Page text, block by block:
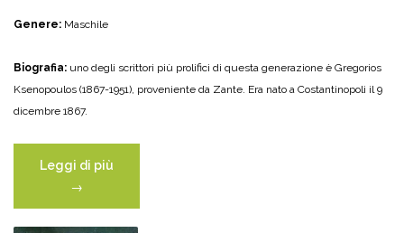
Genere: Maschile
Biografia: uno degli scrittori più prolifici di questa generazione è Gregorios
Ksenopoulos (1867-1951), proveniente da Zante. Era nato a Costantinopoli il 9
dicembre 1867.
Leggi di più
Ksenopoulos”
→